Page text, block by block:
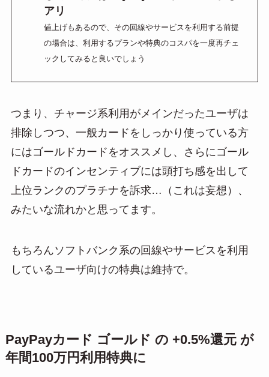
アリ
値上げもあるので、 その回線やサービスを利用する前提
の場合は、利用するプランや特典のコスパを一度再チェ
ックしてみると良いでしょう
つまり、チャージ系利用がメインだったユーザは
排除しつつ、一般カードをしっかり使っている方
にはゴールドカードをオススメし、さらにゴール
ドカードのインセンティブには頭打ち感を出して
上位ランクのプラチナを訴求…（これは妄想）、
みたいな流れかと思ってます。
もちろんソフトバンク系の回線やサービスを利用
しているユーザ向けの特典は維持で。
PayPayカード ゴールド の +0.5%還元 が
年間100万円利用特典に